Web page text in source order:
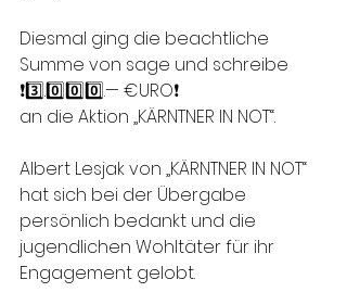
Diesmal ging die beachtliche
Summe von sage und schreibe
❗️3️⃣.0️⃣0️⃣0️⃣.— €URO❗️
an die Aktion „KÄRNTNER IN NOT“.
Albert Lesjak von „KÄRNTNER IN NOT“
hat sich bei der Übergabe
persönlich bedankt und die
jugendlichen Wohltäter für ihr
Engagement gelobt.